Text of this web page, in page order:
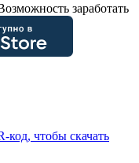
заработать
код, чтобы скачать